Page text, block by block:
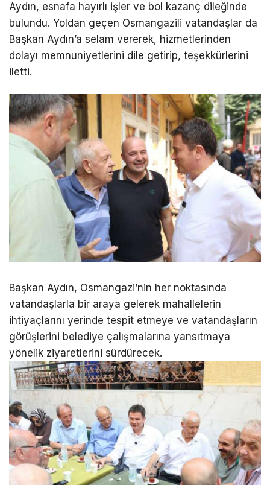
Aydın, esnafa hayırlı işler ve bol kazanç dileğinde
bulundu. Yoldan geçen Osmangazili vatandaşlar da
Başkan Aydın’a selam vererek, hizmetlerinden
dolayı memnuniyetlerini dile getirip, teşekkürlerini
iletti.
Başkan Aydın, Osmangazi’nin her noktasında
vatandaşlarla bir araya gelerek mahallelerin
ihtiyaçlarını yerinde tespit etmeye ve vatandaşların
görüşlerini belediye çalışmalarına yansıtmaya
yönelik ziyaretlerini sürdürecek.